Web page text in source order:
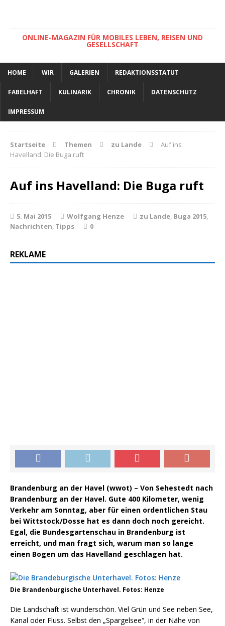
ONLINE-MAGAZIN FÜR MOBILES LEBEN, REISEN UND
GESELLSCHAFT
HOME WIR GALERIEN REDAKTIONSSTATUT
FABELHAFT KULINARIK CHRONIK DATENSCHUTZ
IMPRESSUM
Startseite Themen zu Lande
Auf ins
Havelland: Die Buga ruft
Auf ins Havelland: Die Buga ruft
5. Mai 2015 Wolfgang Henze zu Lande, Buga 2015,
Nachrichten, Tipps 0
REKLAME
Brandenburg an der Havel (wwot) – Von Sehestedt nach
Brandenburg an der Havel. Gute 400 Kilometer, wenig
Verkehr am Sonntag, aber für einen ordentlichen Stau
bei Wittstock/Dosse hat es dann doch noch gereicht.
Egal, die Bundesgartenschau in Brandenburg ist
erreicht, und man fragt sich, warum man so lange
einen Bogen um das Havelland geschlagen hat.
Die Brandenburgische Unterhavel. Fotos: Henze
Die Landschaft ist wunderschön. Viel Grün und See neben See,
Kanal oder Fluss. Selbst den „Spargelsee“, in der Nähe von